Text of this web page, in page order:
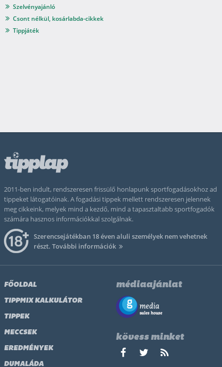
Szelvényajánló
Csont nélkül, kosárlabda-cikkek
Tippjáték
2011-ben indult, rendszeresen frissülő honlapunk sportfogadásokhoz ad
tippeket látogatóinak. A fogadási tippek mellett rendszeresen jelennek
meg cikkeink, melyek mind a kezdő, mind a tapasztaltabb sportfogadók
számára hasznos információkkal szolgálnak.
Szerencsejátékban 18 éven aluli személyek nem vehetnek
részt. További információk
FŐOLDAL
TIPPMIX KALKULÁTOR
TIPPEK
MECCSEK
EREDMÉNYEK
DUMALÁDA
médiaajánlat
kövess minket